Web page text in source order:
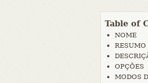
Table of
NOME
RESUMO
OPÇÕES
MODOS